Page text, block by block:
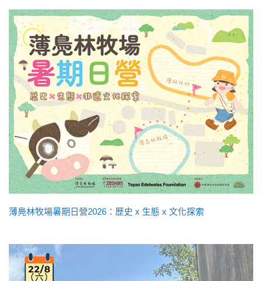
薄鳧林牧場暑期日營2026：歷史 x 生態 x 文化探索